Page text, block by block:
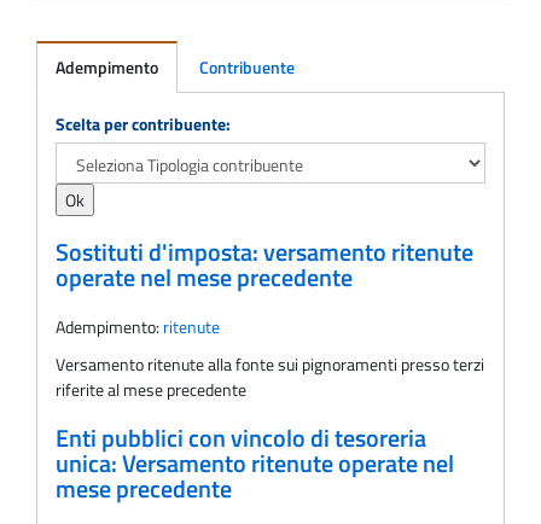
Adempimento Contribuente
Adempimento
Scelta per contribuente:
Sostituti d'imposta: versamento ritenute
operate nel mese precedente
Adempimento: ritenute
Versamento ritenute alla fonte sui pignoramenti presso terzi
riferite al mese precedente
Enti pubblici con vincolo di tesoreria
unica: Versamento ritenute operate nel
mese precedente